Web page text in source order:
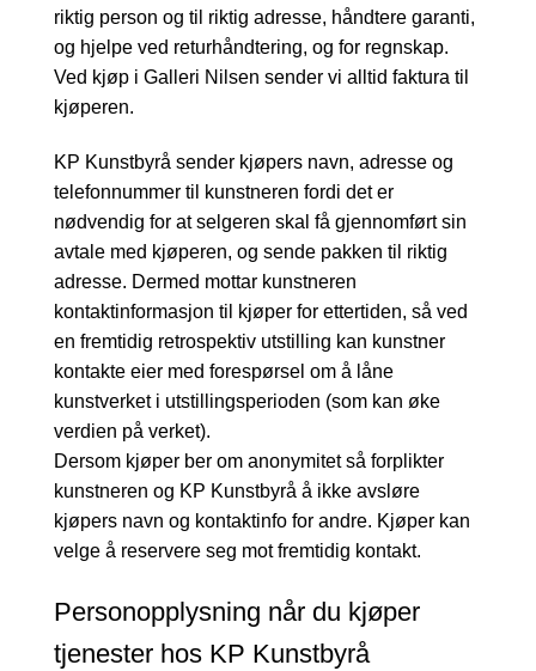
riktig person og til riktig adresse, håndtere garanti,
og hjelpe ved returhåndtering, og for regnskap.
Ved kjøp i Galleri Nilsen sender vi alltid faktura til
kjøperen.
KP Kunstbyrå sender kjøpers navn, adresse og
telefonnummer til kunstneren fordi det er
nødvendig for at selgeren skal få gjennomført sin
avtale med kjøperen, og sende pakken til riktig
adresse. Dermed mottar kunstneren
kontaktinformasjon til kjøper for ettertiden, så ved
en fremtidig retrospektiv utstilling kan kunstner
kontakte eier med forespørsel om å låne
kunstverket i utstillingsperioden (som kan øke
verdien på verket).
Dersom kjøper ber om anonymitet så forplikter
kunstneren og KP Kunstbyrå å ikke avsløre
kjøpers navn og kontaktinfo for andre. Kjøper kan
velge å reservere seg mot fremtidig kontakt.
Personopplysning når du kjøper
tjenester hos KP Kunstbyrå